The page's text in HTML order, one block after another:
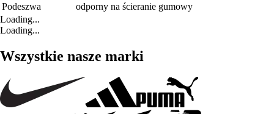
Podeszwa
odporny na ścieranie gumowy
Loading...
Loading...
Wszystkie nasze marki